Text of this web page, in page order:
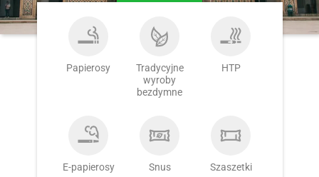
Papierosy
Tradycyjne
wyroby
bezdymne
HTP
E-papierosy Snus Szaszetki